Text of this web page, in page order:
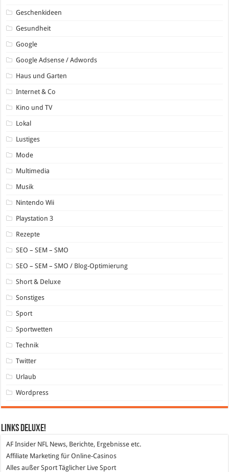
Geschenkideen
Gesundheit
Google
Google Adsense / Adwords
Haus und Garten
Internet & Co
Kino und TV
Lokal
Lustiges
Mode
Multimedia
Musik
Nintendo Wii
Playstation 3
Rezepte
SEO – SEM – SMO
SEO – SEM – SMO / Blog-Optimierung
Short & Deluxe
Sonstiges
Sport
Sportwetten
Technik
Twitter
Urlaub
Wordpress
Links DeLuXe!
AF Insider NFL News, Berichte, Ergebnisse etc.
Affiliate Marketing für Online-Casinos
Alles außer SportTäglicher Live Sport